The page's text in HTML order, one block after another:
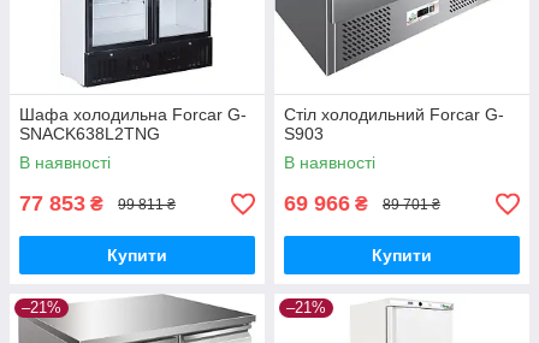
Шафа холодильна Forcar G-
SNACK638L2TNG
В наявності
77 853 ₴ 99 811 ₴
Купити
Стіл холодильний Forcar G-
S903
В наявності
69 966 ₴ 89 701 ₴
Купити
–21% –21%